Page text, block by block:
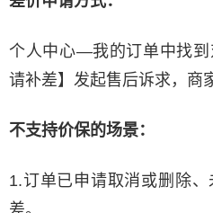
个人中心—我的订单中找到
请补差】发起售后诉求，商
不支持价保的场景：
1.订单已申请取消或删除